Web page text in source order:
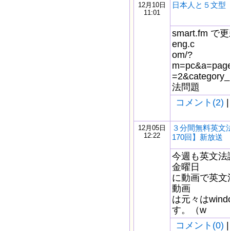
12月10日
11:01
日本人と５文型
smart.fm で
eng.c
om/?
法問題
コメント(2)
12月05日
12:22
３分間無料英文
170回】新放送
今週も英文
金曜日
に動画で英
動画
は元々は
す。（w
コメント(0)